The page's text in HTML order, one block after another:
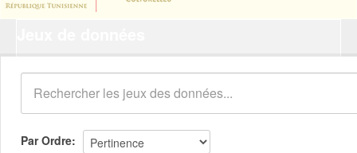
Organisations
Groupes
Demandes 0
À propos
Par Ordre